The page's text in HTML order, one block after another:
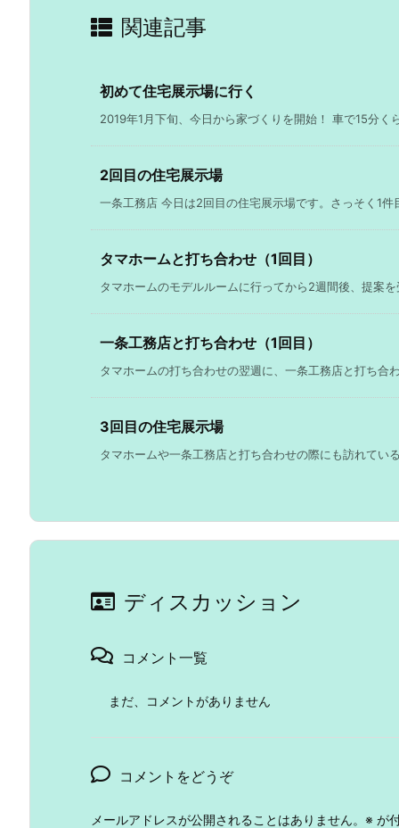
関連記事
初めて住宅展示場に行く
2019年1月下旬、今日から家づくりを開始！ 車で15分く
2回目の住宅展示場
一条工務店 今日は2回目の住宅展示場です。さっそく1
タマホームと打ち合わせ（1回目）
タマホームのモデルルームに行ってから2週間後、提案
一条工務店と打ち合わせ（1回目）
タマホームの打ち合わせの翌週に、一条工務店と打ち合
3回目の住宅展示場
タマホームや一条工務店と打ち合わせの際にも訪れてい
ディスカッション
コメント一覧
まだ、コメントがありません
コメントをどうぞ
メールアドレスが公開されることはありません。 ※ が